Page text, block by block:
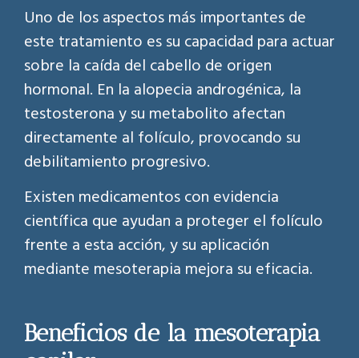
Uno de los aspectos más importantes de
este tratamiento es su capacidad para actuar
sobre la caída del cabello de origen
hormonal. En la alopecia androgénica, la
testosterona y su metabolito afectan
directamente al folículo, provocando su
debilitamiento progresivo.
Existen medicamentos con evidencia
científica que ayudan a proteger el folículo
frente a esta acción, y su aplicación
mediante mesoterapia mejora su eficacia.
Beneficios de la mesoterapia